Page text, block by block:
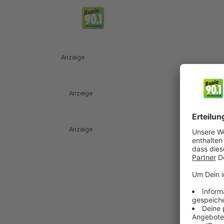
Anzeige
Anzeige
Anzeige